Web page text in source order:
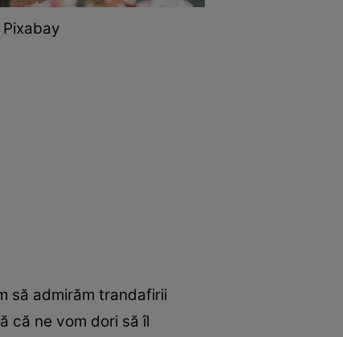
să admirăm trandafirii
că ne vom dori să îl